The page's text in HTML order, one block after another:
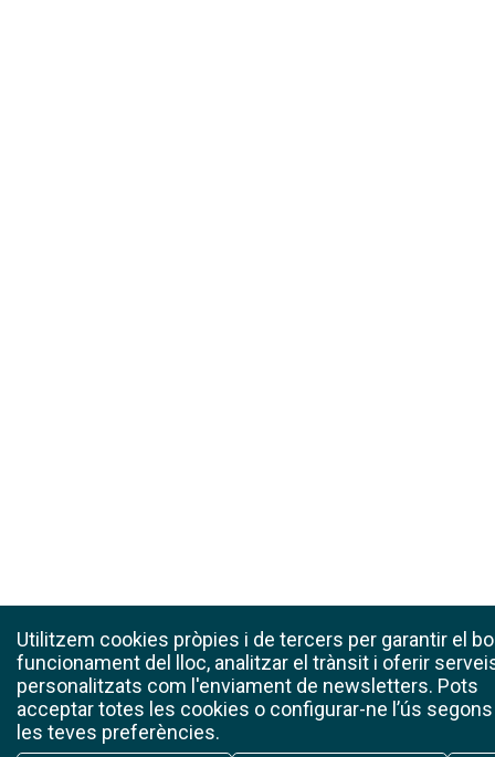
Utilitzem cookies pròpies i de tercers per garantir el
funcionament del lloc, analitzar el trànsit i oferir
personalitzats com l'enviament de newsletters. Pots
acceptar totes les cookies o configurar-ne l’ús segons
les teves preferències.